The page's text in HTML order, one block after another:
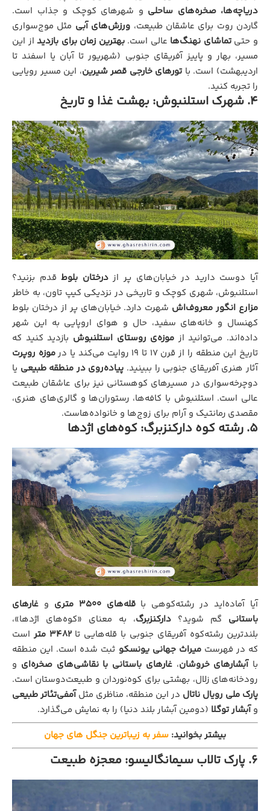
دریاچه‌ها، صخره‌های ساحلی و شهرهای کوچک و جذاب است.
گاردن روت برای عاشقان طبیعت، ورزش‌های آبی مثل موج‌سواری
و حتیتماشای نهنگ‌ها عالی است.بهترین زمان برای بازدیداز این
مسیر، بهار و پاییز آفریقای جنوبی (شهریور تا آبان یا اسفند تا
اردیبهشت) است. با تورهای خارجی قصر شیرین، این مسیر رویایی
را تجربه کنید.
۴. شهرک استلنبوش: بهشت غذا و تاریخ
آیا دوست دارید در خیابان‌های پر ازدرختان بلوطقدم بزنید؟
استلنبوش، شهری کوچک و تاریخی در نزدیکی کیپ تاون، به خاطر
مزارع انگور معروف‌اش شهرت دارد. خیابان‌های پر از درختان بلوط
کهنسال و خانه‌های سفید، حال و هوای اروپایی به این شهر
داده‌اند. می‌توانید از موزه‌ی روستای استلنبوش بازدید کنید که
تاریخ این منطقه را از قرن ۱۷ تا ۱۹ روایت می‌کند یا در
موزه روپرت
آثار هنری آفریقای جنوبی را ببینید. پیاده‌روی در منطقه طبیعی یا
دوچرخه‌سواری در مسیرهای کوهستانی نیز برای عاشقان طبیعت
عالی است. استلنبوش با کافه‌ها، رستوران‌ها و گالری‌های هنری،
مقصدی رمانتیک و آرام برای زوج‌ها و خانواده‌هاست.
۵. رشته کوه دارکنزبرگ: کوه‌های اژدها
آیا آماده‌اید در رشته‌کوهی باقله‌های ۳۵۰۰ متری و غارهای
باستانی گم شوید؟ دارکنزبرگ، به معنای «کوه‌های اژدها»،
بلندترین رشته‌کوه آفریقای جنوبی با قله‌هایی تا۳۴۸۲ متر
است
که در فهرستمیراث جهانی یونسکو ثبت شده است. این منطقه
باآبشارهای خروشان،غارهای باستانی با نقاشی‌های صخره‌ای و
رودخانه‌های زلال، بهشتی برای کوه‌نوردان و طبیعت‌دوستان است.
پارک ملی رویال ناتال در این منطقه، مناظری مثلآمفی‌تئاتر طبیعی
وآبشار توگلا (دومین آبشار بلند دنیا) را به نمایش می‌گذارد.
بیشتر بخوانید: سفر به زیباترین جنگل های جهان
۶. پارک تالاب سیمانگالیسو: معجزه طبیعت